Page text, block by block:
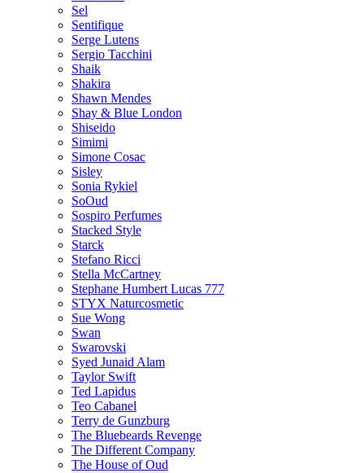
Sel
Sentifique
Serge Lutens
Sergio Tacchini
Shaik
Shakira
Shawn Mendes
Shay & Blue London
Shiseido
Simimi
Simone Cosac
Sisley
Sonia Rykiel
SoOud
Sospiro Perfumes
Stacked Style
Starck
Stefano Ricci
Stella McCartney
Stephane Humbert Lucas 777
STYX Naturсosmetic
Sue Wong
Swan
Swarovski
Syed Junaid Alam
Taylor Swift
Ted Lapidus
Teo Cabanel
Terry de Gunzburg
The Bluebeards Revenge
The Different Company
The House of Oud